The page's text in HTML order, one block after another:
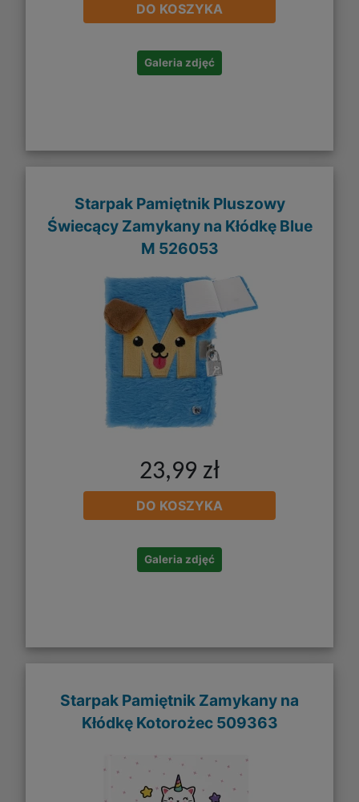
DO KOSZYKA
Galeria zdjęć
Starpak Pamiętnik Pluszowy
Świecący Zamykany na Kłódkę Blue
M 526053
23,99 zł
DO KOSZYKA
Galeria zdjęć
Starpak Pamiętnik Zamykany na
Kłódkę Kotorożec 509363